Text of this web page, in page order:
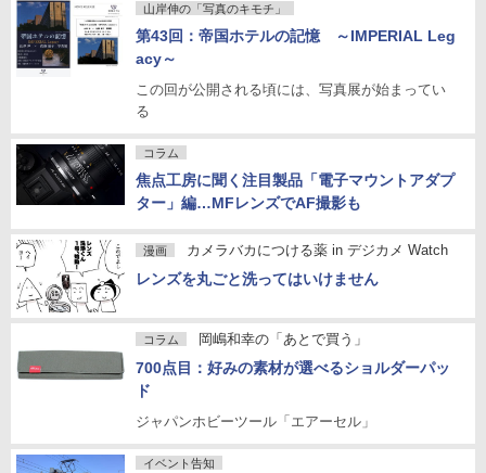
2006年 2005 年 2004年
山岸伸の「写真のキモチ」
第43回：帝国ホテルの記憶 ～IMPERIAL Leg
acy～
この回が公開される頃には、写真展が始まってい
る
コラム
焦点工房に聞く注目製品「電子マウントアダプ
ター」編…MFレンズでAF撮影も
漫画 カメラバカにつける薬 in デジカメ Watch
レンズを丸ごと洗ってはいけません
コラム 岡嶋和幸の「あとで買う」
700点目：好みの素材が選べるショルダーパッ
ド
ジャパンホビーツール「エアーセル」
イベント告知